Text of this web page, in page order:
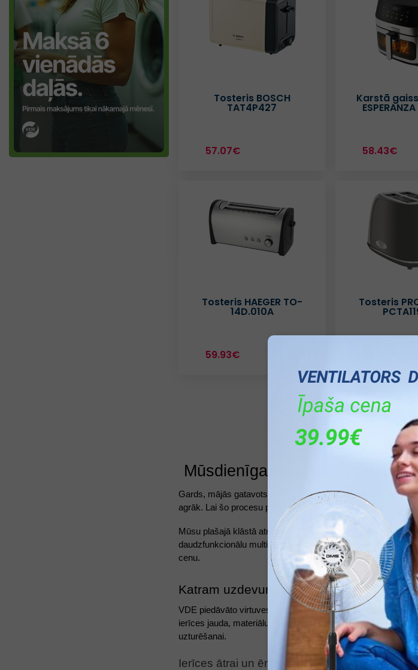
Tosteris BOSCH
TAT4P427
57.07€
Karstā
58.43€
Tosteris HAEGER TO-
14D.010A
59.93€
Tosteris
1 2
Mūsdienīga virtuves tehnika
Gards, mājās gatavots ēdiens ir viens no dzīves mazajiem
agrāk. Lai šo procesu padarītu vēl ērtāku un virtuvi –
Mūsu plašajā klāstā atradīsi pārbaudītu un iecienītu zīmolu
daudzfunkcionālu multivārāmo katlu, vde.lv interneta
cenu.
Katram uzdevumam savs risinājums:
VDE piedāvāto virtuves ierīču klāstu raksturo pārdomāti
ierīces jauda, materiālu kvalitāte un vadības precizitāte ir
uzturēšanai.
Ierīces ātrai un ērtai maltīšu pagatavošanai